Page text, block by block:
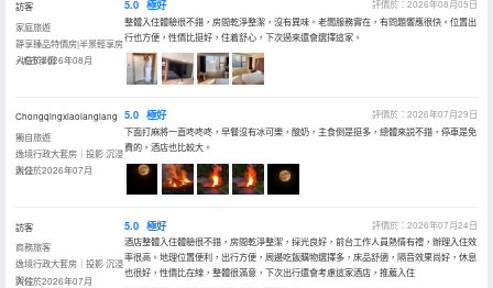
訪客
家庭旅遊
靜享臻品特價房|半景輕享房
+城市半窗
入住於2026年08月
5.0 極好
評價於：2026年08月05日
整體入住體驗很不錯，房間乾淨整潔，沒有異味。老闆服務實在，有問題響應很快。位置出
行也方便，性價比挺好，住着舒心，下次過來還會選擇這家。
Chongqingxiaolanglang
獨自旅遊
逸境行政大套房｜投影·沉浸
辦公
入住於2026年07月
5.0 極好
評價於：2026年07月29日
下面打麻將一直咚咚咚，早餐沒有冰可樂，酸奶，主食倒是挺多，總體來説不錯，停車是免
費的，酒店也比較大。
訪客
商務旅客
逸境行政大套房｜投影·沉浸
辦公
入住於2026年07月
5.0 極好
評價於：2026年07月24日
酒店整體入住體驗很不錯，房間乾淨整潔，採光良好，前台工作人員熱情有禮，辦理入住效
率很高。地理位置便利，出行方便，周邊吃飯購物選擇多，床品舒適，隔音效果尚好，休息
也很好，性價比在線，整體很滿意，下次出行還會考慮這家酒店，推薦入住